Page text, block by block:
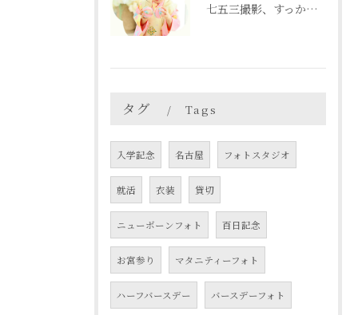
七五三撮影、すっかり忘れてた💦という方も
タグ Tags
入学記念 名古屋 フォトスタジオ
就活 衣装 貸切
ニューボーンフォト 百日記念
お宮参り マタニティーフォト
ハーフバースデー バースデーフォト